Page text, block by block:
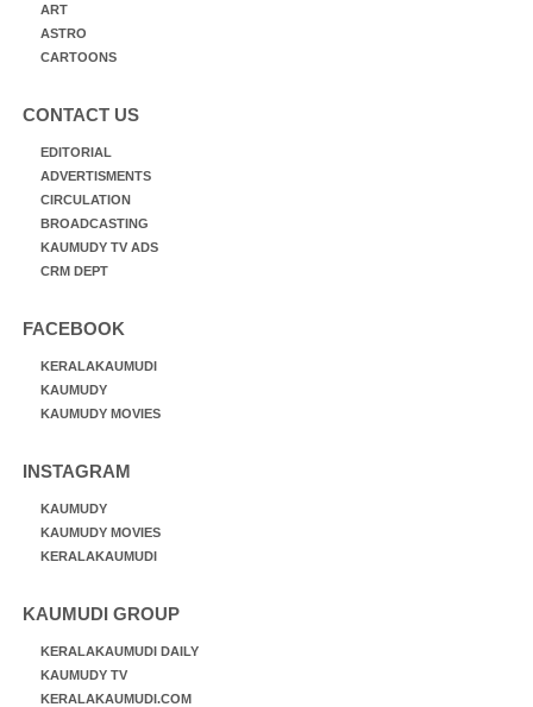
ART
ASTRO
CARTOONS
CONTACT US
EDITORIAL
ADVERTISMENTS
CIRCULATION
BROADCASTING
KAUMUDY TV ADS
CRM DEPT
FACEBOOK
KERALAKAUMUDI
KAUMUDY
KAUMUDY MOVIES
INSTAGRAM
KAUMUDY
KAUMUDY MOVIES
KERALAKAUMUDI
KAUMUDI GROUP
KERALAKAUMUDI DAILY
KAUMUDY TV
KERALAKAUMUDI.COM